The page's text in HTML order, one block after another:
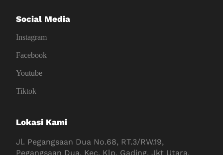
Social Media
Instagram
Facebook
Youtube
Tiktok
Lokasi Kami
Jl. Pegangsaan Dua No.68, RT.3/RW.19,
Pegangsaan Dua, Kec. Klp. Gading, Jkt Utara,